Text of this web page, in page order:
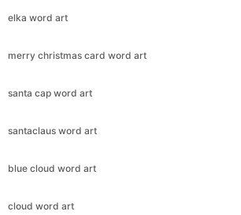
elka word art
merry christmas card word art
santa cap word art
santaclaus word art
blue cloud word art
cloud word art